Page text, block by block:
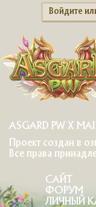
Войдите
ASGARD PW X
Проект создан в
Все права
САЙТ
ФОРУМ
ЛИЧНЫЙ